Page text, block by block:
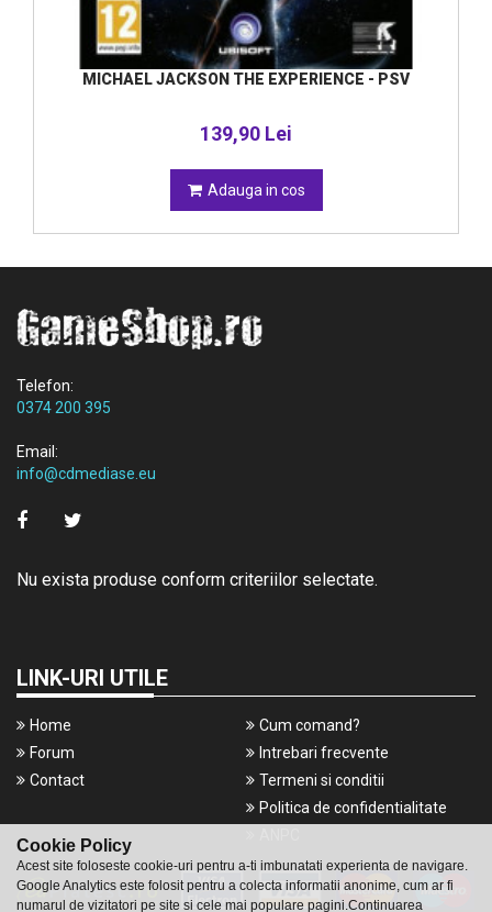
Cookie Policy
Acest site foloseste cookie-uri pentru a-ti imbunatati experienta de navigare.
Google Analytics este folosit pentru a colecta informatii anonime, cum ar fi
numarul de vizitatori pe site si cele mai populare pagini.Continuarea
MICHAEL JACKSON THE EXPERIENCE - PSV
139,90 Lei
Adauga in cos
Telefon:
0374 200 395
Email:
info@cdmediase.eu
Nu exista produse conform criteriilor selectate.
LINK-URI UTILE
Home
Forum
Contact
Cum comand?
Intrebari frecvente
Termeni si conditii
Politica de confidentialitate